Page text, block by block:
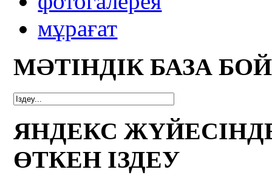
мұрағат
МӘТІНДІК БАЗА
ЯНДЕКС
ӨТКЕН ІЗДЕУ